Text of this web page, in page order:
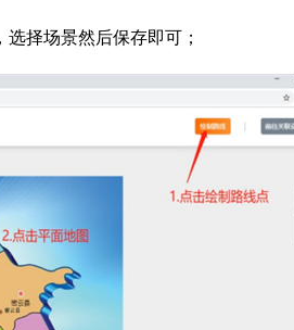
择场景然后保存即可；